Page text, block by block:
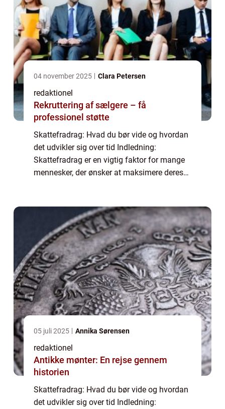
04 november 2025 Clara Petersen
redaktionel
Rekruttering af sælgere – få
professionel støtte
Skattefradrag: Hvad du bør vide og hvordan
det udvikler sig over tid Indledning:
Skattefradrag er en vigtig faktor for mange
mennesker, der ønsker at maksimere deres
05 juli 2025 Annika Sørensen
redaktionel
Antikke mønter: En rejse gennem
historien
Skattefradrag: Hvad du bør vide og hvordan
det udvikler sig over tid Indledning: